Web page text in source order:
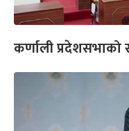
कर्णाली